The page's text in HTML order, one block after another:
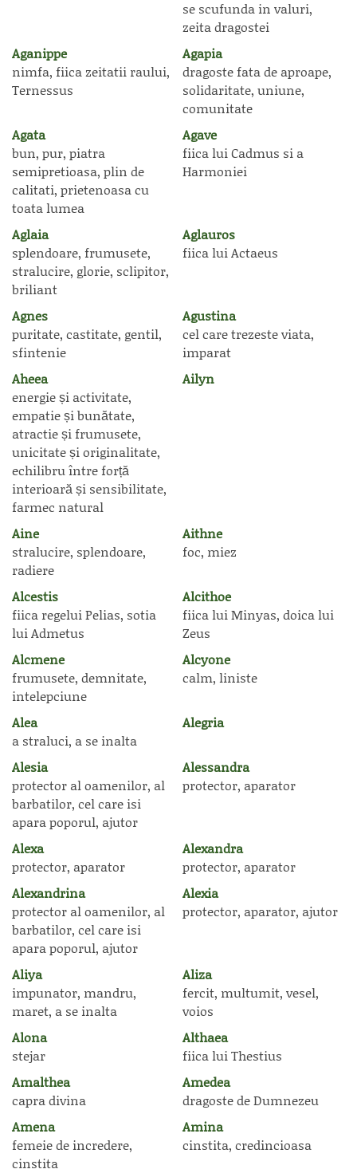
se scufunda in valuri,
zeita dragostei
Aganippe
nimfa, fiica zeitatii raului,
Ternessus
Agapia
dragoste fata de aproape,
solidaritate, uniune,
comunitate
Agata
bun, pur, piatra
semipretioasa, plin de
calitati, prietenoasa cu
toata lumea
Agave
fiica lui Cadmus si a
Harmoniei
Aglaia
splendoare, frumusete,
stralucire, glorie, sclipitor,
briliant
Aglauros
fiica lui Actaeus
Agnes
puritate, castitate, gentil,
sfintenie
Agustina
cel care trezeste viata,
imparat
Aheea
energie și activitate,
empatie și bunătate,
atractie și frumusete,
unicitate și originalitate,
echilibru între forță
interioară și sensibilitate,
farmec natural
Ailyn
Aine
stralucire, splendoare,
radiere
Aithne
foc, miez
Alcestis
fiica regelui Pelias, sotia
lui Admetus
Alcithoe
fiica lui Minyas, doica lui
Zeus
Alcmene
frumusete, demnitate,
intelepciune
Alcyone
calm, liniste
Alea
a straluci, a se inalta
Alegria
Alesia
protector al oamenilor, al
barbatilor, cel care isi
apara poporul, ajutor
Alessandra
protector, aparator
Alexa
protector, aparator
Alexandra
protector, aparator
Alexandrina
protector al oamenilor, al
barbatilor, cel care isi
apara poporul, ajutor
Alexia
protector, aparator, ajutor
Aliya
impunator, mandru,
maret, a se inalta
Aliza
fercit, multumit, vesel,
voios
Alona
stejar
Althaea
fiica lui Thestius
Amalthea
capra divina
Amedea
dragoste de Dumnezeu
Amena
femeie de incredere,
cinstita
Amina
cinstita, credincioasa